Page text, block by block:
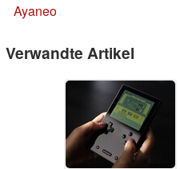
Ayaneo
Verwandte Artikel